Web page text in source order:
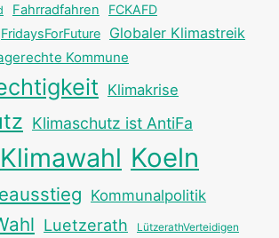
Fahrradfahren FCKAFD
FridaysForFuture Globaler Klimastreik
Kommune
Klimakrise
Klimaschutz ist AntiFa
Klimawahl Koeln
Kommunalpolitik
Luetzerath LützerathVerteidigen